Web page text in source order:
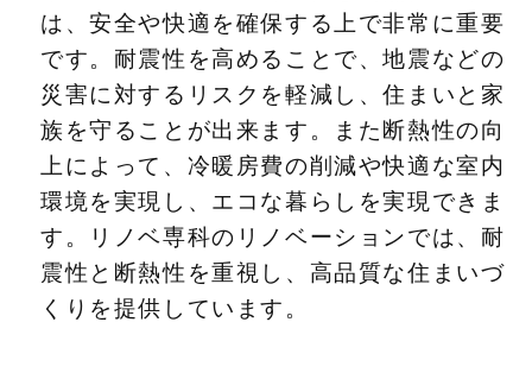
は、安全や快適を確保する上で非常に重要
です。耐震性を高めることで、地震などの
災害に対するリスクを軽減し、住まいと家
族を守ることが出来ます。また断熱性の向
上によって、冷暖房費の削減や快適な室内
環境を実現し、エコな暮らしを実現できま
す。リノベ専科のリノベーションでは、耐
震性と断熱性を重視し、高品質な住まいづ
くりを提供しています。